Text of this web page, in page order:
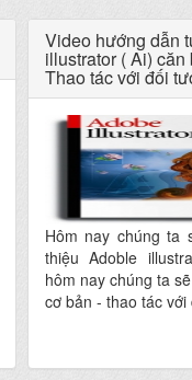
Video hướng dẫn
illustrator ( Ai) căn
Thao tác với đối
Hôm nay chúng ta
thiệu Adoble
hôm nay chúng ta
cơ bản - thao tác với